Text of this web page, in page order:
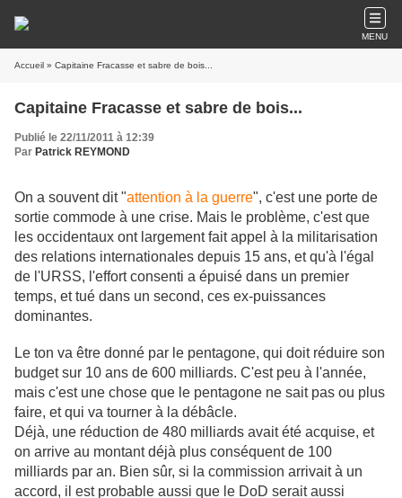
MENU
Accueil » Capitaine Fracasse et sabre de bois...
Capitaine Fracasse et sabre de bois...
Publié le 22/11/2011 à 12:39
Par Patrick REYMOND
On a souvent dit "attention à la guerre", c'est une porte de
sortie commode à une crise. Mais le problème, c'est que
les occidentaux ont largement fait appel à la militarisation
des relations internationales depuis 15 ans, et qu'à l'égal
de l'URSS, l'effort consenti a épuisé dans un premier
temps, et tué dans un second, ces ex-puissances
dominantes.
Le ton va être donné par le pentagone, qui doit réduire son
budget sur 10 ans de 600 milliards. C'est peu à l'année,
mais c'est une chose que le pentagone ne sait pas ou plus
faire, et qui va tourner à la débâcle.
Déjà, une réduction de 480 milliards avait été acquise, et
on arrive au montant déjà plus conséquent de 100
milliards par an. Bien sûr, si la commission arrivait à un
accord, il est probable aussi que le DoD serait aussi